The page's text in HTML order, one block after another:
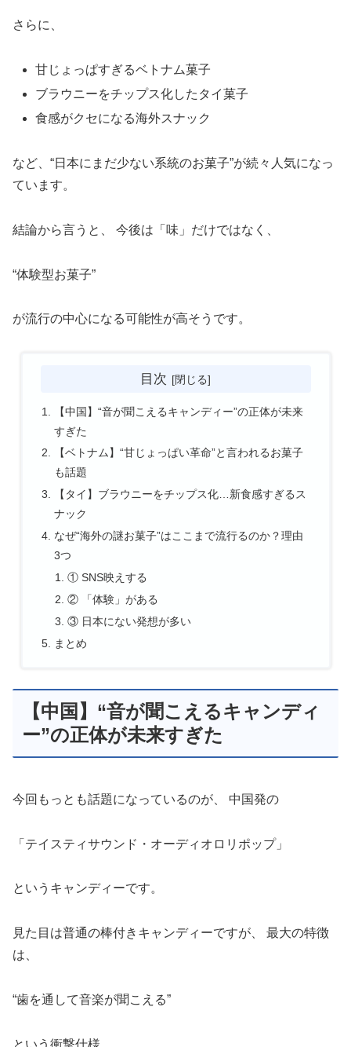
さらに、
甘じょっぱすぎるベトナム菓子
ブラウニーをチップス化したタイ菓子
食感がクセになる海外スナック
など、“日本にまだ少ない系統のお菓子”が続々人気になっ
ています。
結論から言うと、 今後は「味」だけではなく、
“体験型お菓子”
が流行の中心になる可能性が高そうです。
目次
【中国】“音が聞こえるキャンディー”の正体が未来
すぎた
【ベトナム】“甘じょっぱい革命”と言われるお菓子
も話題
【タイ】ブラウニーをチップス化…新食感すぎるス
ナック
なぜ“海外の謎お菓子”はここまで流行るのか？理由
3つ
① SNS映えする
② 「体験」がある
③ 日本にない発想が多い
まとめ
【中国】“音が聞こえるキャンディ
ー”の正体が未来すぎた
今回もっとも話題になっているのが、 中国発の
「テイスティサウンド・オーディオロリポップ」
というキャンディーです。
見た目は普通の棒付きキャンディーですが、 最大の特徴
は、
“歯を通して音楽が聞こえる”
という衝撃仕様。